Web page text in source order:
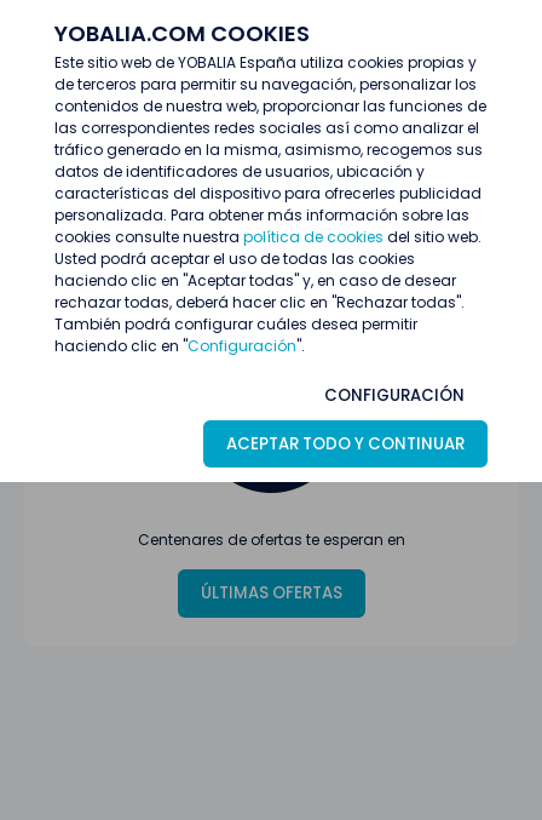
YOBALIA.COM COOKIES
Este sitio web de YOBALIA España utiliza cookies propias y
de terceros para permitir su navegación, personalizar los
contenidos de nuestra web, proporcionar las funciones de
las correspondientes redes sociales así como analizar el
tráfico generado en la misma, asimismo, recogemos sus
datos de identificadores de usuarios, ubicación y
características del dispositivo para ofrecerles publicidad
personalizada. Para obtener más información sobre las
cookies consulte nuestra política de cookies del sitio web.
Usted podrá aceptar el uso de todas las cookies
haciendo clic en "Aceptar todas" y, en caso de desear
rechazar todas, deberá hacer clic en "Rechazar todas".
También podrá configurar cuáles desea permitir
haciendo clic en "Configuración".
CONFIGURACIÓN
ACEPTAR TODO Y CONTINUAR
Últimas ofertas
Oferta no encontrada o ha finalizado su
proceso de selección
Centenares de ofertas te esperan en
ÚLTIMAS OFERTAS